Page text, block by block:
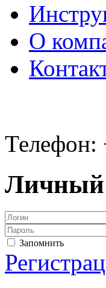
О
Телефон:
Личный
Запомнить